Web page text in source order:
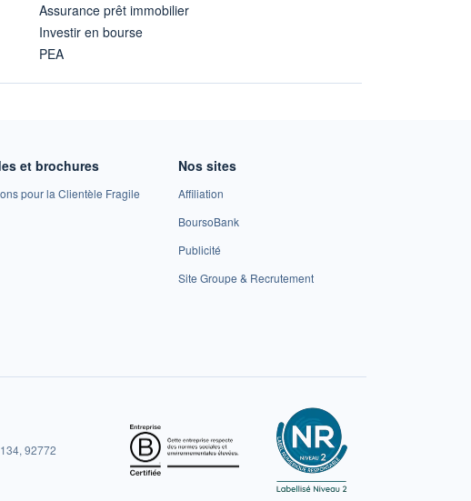
Assurance prêt immobilier
Investir en bourse
PEA
et brochures
pour la Clientèle Fragile
Nos sites
Affiliation
BoursoBank
Publicité
Site Groupe & Recrutement
92772